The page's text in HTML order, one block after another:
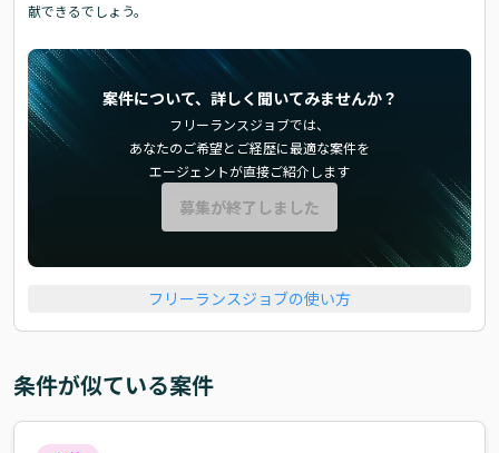
献できるでしょう。
案件について、詳しく聞いてみませんか？
フリーランスジョブでは、
あなたのご希望とご経歴に最適な案件を
エージェントが直接ご紹介します
募集が終了しました
フリーランスジョブの使い方
条件が似ている案件